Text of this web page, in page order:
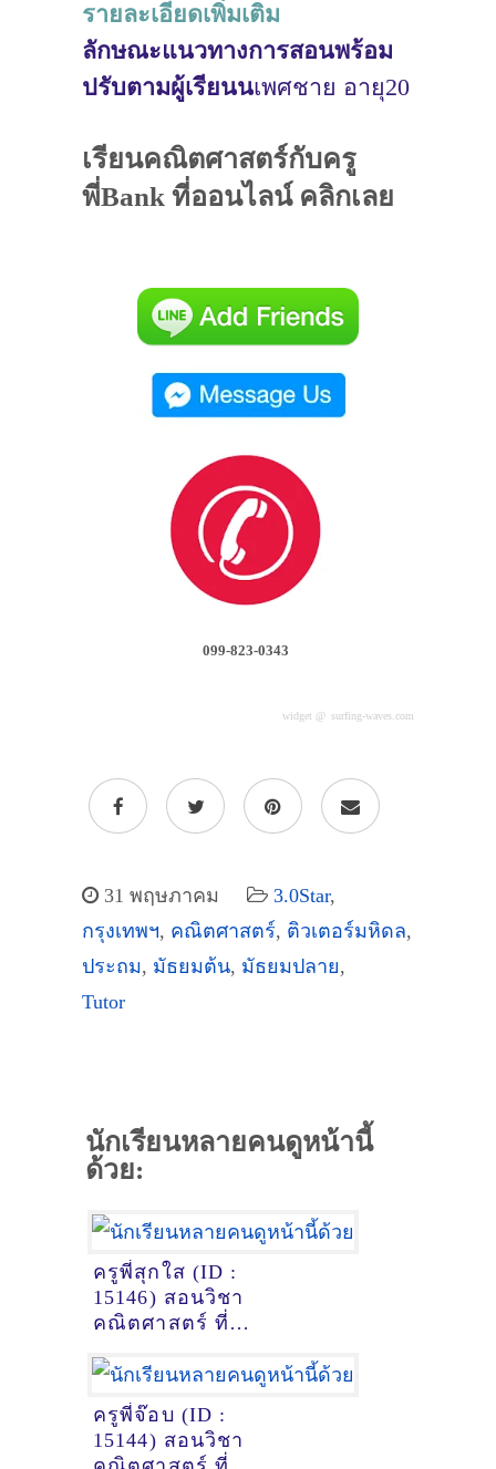
รายละเอียดเพิ่มเติม
ลักษณะแนวทางการสอนพร้อม
ปรับตามผู้เรียนนเพศชาย อายุ20
เรียนคณิตศาสตร์กับครู
พี่Bank ที่ออนไลน์ คลิกเลย
099-823-0343
widget @ surfing-waves.com
31 พฤษภาคม 3.0Star,
กรุงเทพฯ, คณิตศาสตร์, ติวเตอร์มหิดล,
ประถม, มัธยมต้น, มัธยมปลาย,
Tutor
นักเรียนหลายคนดูหน้านี้
ด้วย:
ครูพี่สุกใส (ID :
15146) สอนวิชา
คณิตศาสตร์ ที่
ครูพี่จ๊อบ (ID :
15144) สอนวิชา